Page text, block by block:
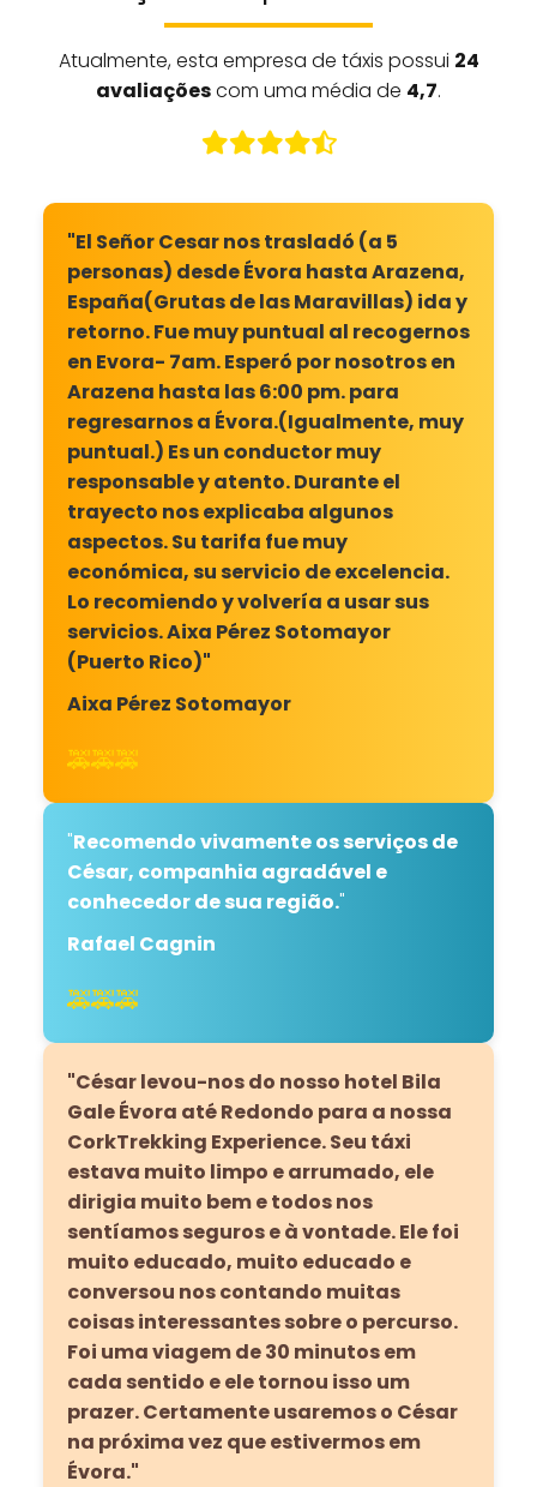
Atualmente, esta empresa de táxis possui 24
avaliaçõescom uma média de 4,7.
"El Señor Cesar nos trasladó (a 5
personas) desde Évora hasta Arazena,
España(Grutas de las Maravillas) ida y
retorno. Fue muy puntual al recogernos
en Evora- 7am. Esperó por nosotros en
Arazena hasta las 6:00 pm. para
regresarnos a Évora.(Igualmente, muy
puntual.) Es un conductor muy
responsable y atento. Durante el
trayecto nos explicaba algunos
aspectos. Su tarifa fue muy
económica, su servicio de excelencia.
Lo recomiendo y volvería a usar sus
servicios. Aixa Pérez Sotomayor
(Puerto Rico)"
Aixa Pérez Sotomayor
🚕🚕🚕
"Recomendo vivamente os serviços de
César, companhia agradável e
conhecedor de sua região."
Rafael Cagnin
🚕🚕🚕
"César levou-nos do nosso hotel Bila
Gale Évora até Redondo para a nossa
CorkTrekking Experience. Seu táxi
estava muito limpo e arrumado, ele
dirigia muito bem e todos nos
sentíamos seguros e à vontade. Ele foi
muito educado, muito educado e
conversou nos contando muitas
coisas interessantes sobre o percurso.
Foi uma viagem de 30 minutos em
cada sentido e ele tornou isso um
prazer. Certamente usaremos o César
na próxima vez que estivermos em
Évora."